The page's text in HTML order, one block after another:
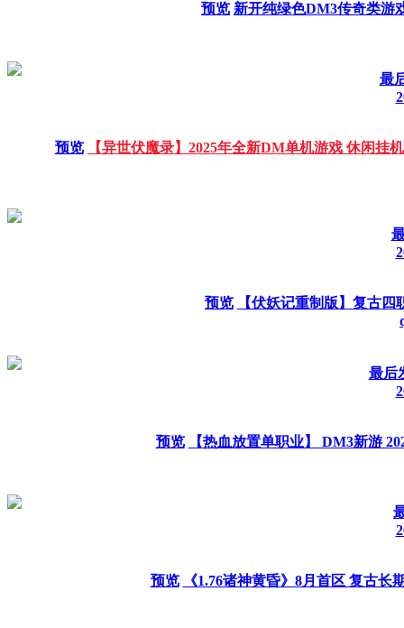
预览 新开纯绿色DM3传奇类游
最
预览 【异世伏魔录】2025年全新DM单机游戏 休闲挂
预览
【伏妖记重制版】复古
最后
预览 【热血放置单职业】 DM3新游
预览 《1.76诸神黄昏》8月首区 复古长